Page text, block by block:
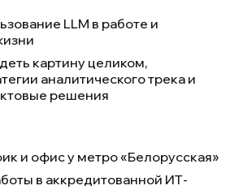
LLM в работе и
картину целиком,
аналитического трека и
решения
и офис у метро «Белорусская»
в аккредитованной ИТ-